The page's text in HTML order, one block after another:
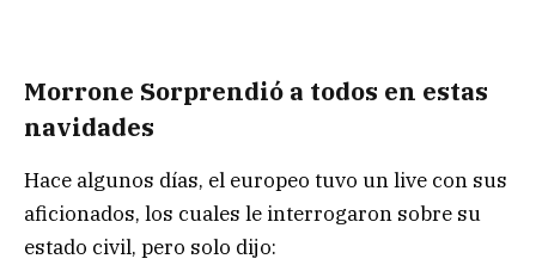
Morrone Sorprendió a todos en estas
navidades
Hace algunos días, el europeo tuvo un live con sus
aficionados, los cuales le interrogaron sobre su
estado civil, pero solo dijo: